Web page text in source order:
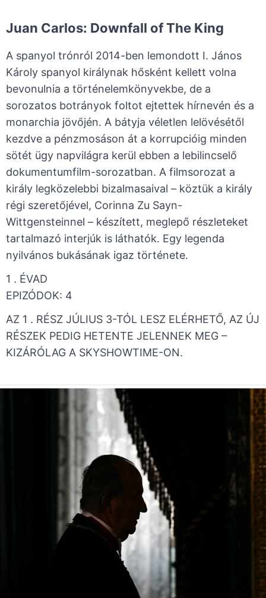
Juan Carlos: Downfall of The King
A spanyol trónról 2014-ben lemondott I. János
Károly spanyol királynak hősként kellett volna
bevonulnia a történelemkönyvekbe, de a
sorozatos botrányok foltot ejtettek hírnevén és a
monarchia jövőjén. A bátyja véletlen lelövésétől
kezdve a pénzmosáson át a korrupcióig minden
sötét ügy napvilágra kerül ebben a lebilincselő
dokumentumfilm-sorozatban. A filmsorozat a
király legközelebbi bizalmasaival – köztük a király
régi szeretőjével, Corinna Zu Sayn-
Wittgensteinnel – készített, meglepő részleteket
tartalmazó interjúk is láthatók. Egy legenda
nyilvános bukásának igaz története.
1 . ÉVAD ​
​EPIZÓDOK: 4
AZ 1 . RÉSZ JÚLIUS 3-TÓL LESZ ELÉRHETŐ, AZ ÚJ
RÉSZEK PEDIG HETENTE JELENNEK MEG –
KIZÁRÓLAG A SKYSHOWTIME-ON.